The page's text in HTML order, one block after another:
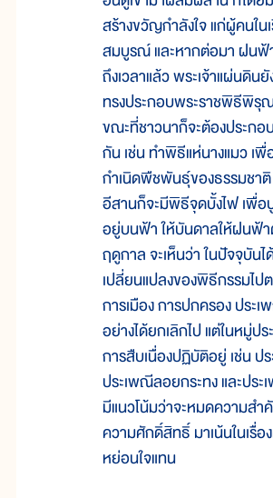
สร้างขวัญกำลังใจ แก่ผู้คนใ
สมบูรณ์ และหากต่อมา ฝนฟ้
ถึงเวลาแล้ว พระเจ้าแผ่นดิน
ทรงประกอบพระราชพิธีพิ
ขณะที่ชาวนาก็จะต้องประก
กัน เช่น ทำพิธีแห่นางแมว เ
กำเนิดพืชพันธุ์ของธรรมชา
อีสานก็จะมีพิธีจุดบั้งไฟ เพื่
อยู่บนฟ้า ให้บันดาลให้ฝนฟ้
ฤดูกาล จะเห็นว่า ในปัจจุบัน
เปลี่ยนแปลงของพิธีกรรมไป
การเมือง การปกครอง ประ
อย่างได้ยกเลิกไป แต่ในหมู่ป
การสืบเนื่องปฏิบัติอยู่ เช่น
ประเพณีลอยกระทง และปร
มีแนวโน้มว่าจะหมดความสำ
ความศักดิ์สิทธิ์ มาเน้นในเรื่
หย่อนใจแทน